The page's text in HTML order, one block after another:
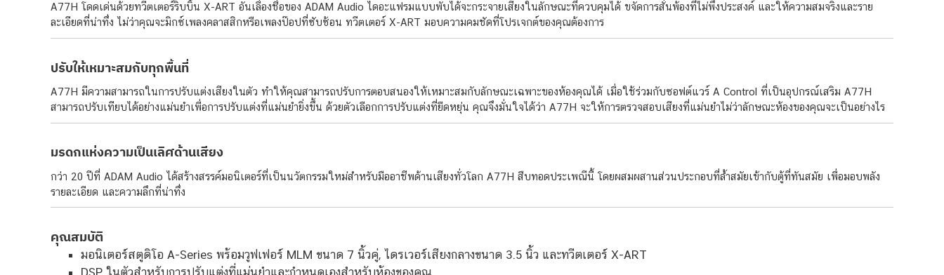
A77H โดดเด่นด้วยทวีตเตอร์ริบบิ้น X-ART อันเลื่องชื่อของ ADAM Audio ไดอะแฟรมแบบพับได้จะกระจายเสียงในลักษณะที่ควบคุมได้ ขจัดการสั่นพ้องที่ไม่พึงประสงค์ และให้ความสมจริงและราย
ละเอียดที่น่าทึ่ง ไม่ว่าคุณจะมิกซ์เพลงคลาสสิกหรือเพลงป๊อปที่ซับซ้อน ทวีตเตอร์ X-ART มอบความคมชัดที่โปรเจกต์ของคุณต้องการ
ปรับให้เหมาะสมกับทุกพื้นที่
A77H มีความสามารถในการปรับแต่งเสียงในตัว ทำให้คุณสามารถปรับการตอบสนองให้เหมาะสมกับลักษณะเฉพาะของห้องคุณได้ เมื่อใช้ร่วมกับซอฟต์แวร์ A Control ที่เป็นอุปกรณ์เสริม A77H
สามารถปรับเทียบได้อย่างแม่นยำเพื่อการปรับแต่งที่แม่นยำยิ่งขึ้น ด้วยตัวเลือกการปรับแต่งที่ยืดหยุ่น คุณจึงมั่นใจได้ว่า A77H จะให้การตรวจสอบเสียงที่แม่นยำไม่ว่าลักษณะห้องของคุณจะเป็นอย่างไร
มรดกแห่งความเป็นเลิศด้านเสียง
กว่า 20 ปีที่ ADAM Audio ได้สร้างสรรค์มอนิเตอร์ที่เป็นนวัตกรรมใหม่สำหรับมืออาชีพด้านเสียงทั่วโลก A77H สืบทอดประเพณีนี้ โดยผสมผสานส่วนประกอบที่ล้ำสมัยเข้ากับตู้ที่ทันสมัย เพื่อมอบพลัง
รายละเอียด และความลึกที่น่าทึ่ง
คุณสมบัติ
มอนิเตอร์สตูดิโอ A-Series พร้อมวูฟเฟอร์ MLM ขนาด 7 นิ้วคู่, ไดรเวอร์เสียงกลางขนาด 3.5 นิ้ว และทวีตเตอร์ X-ART
DSP ในตัวสำหรับการปรับแต่งที่แม่นยำและกำหนดเองสำหรับห้องของคุณ